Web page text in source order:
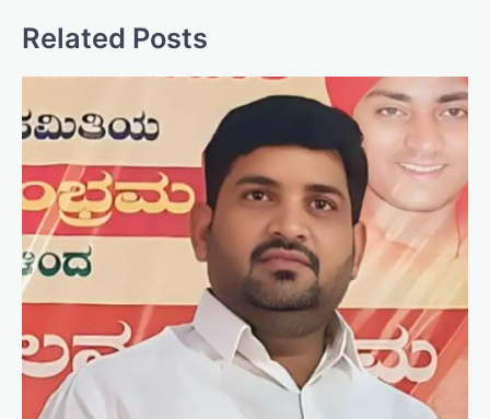
n
a
v
i
g
a
t
i
o
n
Related Posts